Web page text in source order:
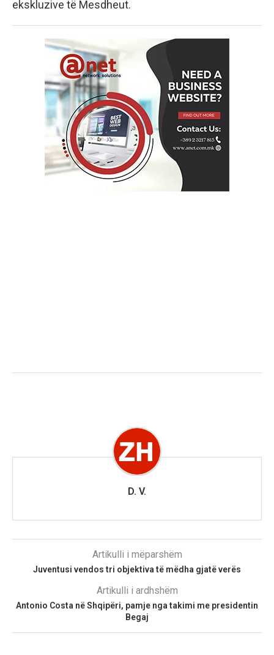
ekskluzive të Mesdheut.
D. V.
Artikulli i mëparshëm
Juventusi vendos tri objektiva të mëdha gjatë verës
Artikulli i ardhshëm
Antonio Costa në Shqipëri, pamje nga takimi me presidentin
Begaj